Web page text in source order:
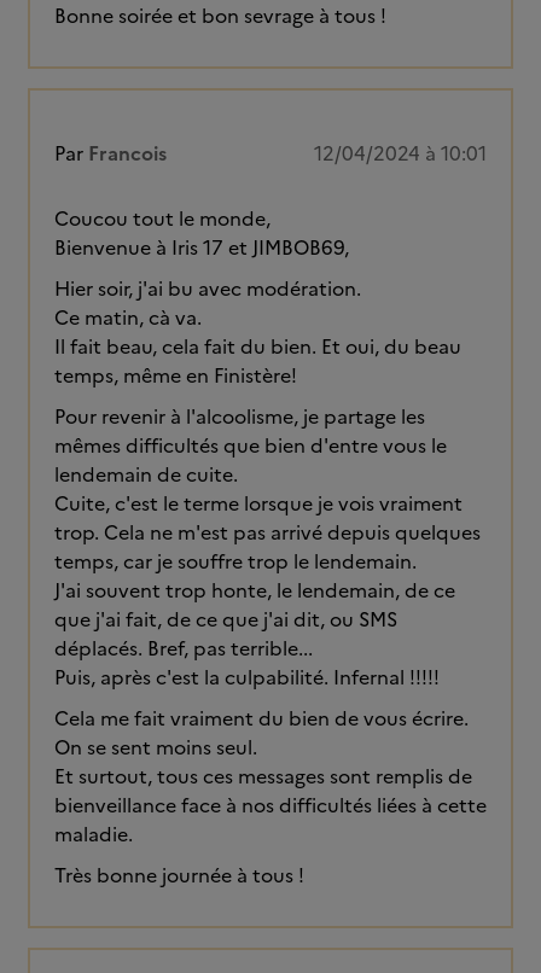
Bonne soirée et bon sevrage à tous !
Par Francois 12/04/2024 à 10:01
Coucou tout le monde,
Bienvenue à Iris 17 et JIMBOB69,
Hier soir, j'ai bu avec modération.
Ce matin, cà va.
Il fait beau, cela fait du bien. Et oui, du beau
temps, même en Finistère!
Pour revenir à l'alcoolisme, je partage les
mêmes difficultés que bien d'entre vous le
lendemain de cuite.
Cuite, c'est le terme lorsque je vois vraiment
trop. Cela ne m'est pas arrivé depuis quelques
temps, car je souffre trop le lendemain.
J'ai souvent trop honte, le lendemain, de ce
que j'ai fait, de ce que j'ai dit, ou SMS
déplacés. Bref, pas terrible...
Puis, après c'est la culpabilité. Infernal !!!!!
Cela me fait vraiment du bien de vous écrire.
On se sent moins seul.
Et surtout, tous ces messages sont remplis de
bienveillance face à nos difficultés liées à cette
maladie.
Très bonne journée à tous !